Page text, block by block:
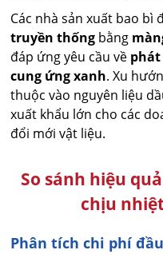
Các nhà sản xuất bao bì
truyền thống bằng
đáp ứng yêu cầu về
cung ứng xanh. Xu
thuộc vào nguyên liệu
xuất khẩu lớn cho các
đổi mới vật liệu.
So sánh hiệu
chịu
Phân tích chi phí